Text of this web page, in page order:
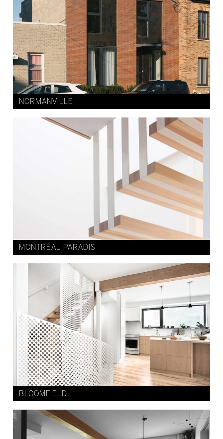
NORMANVILLE
MONTRÉAL PARADIS
BLOOMFIELD